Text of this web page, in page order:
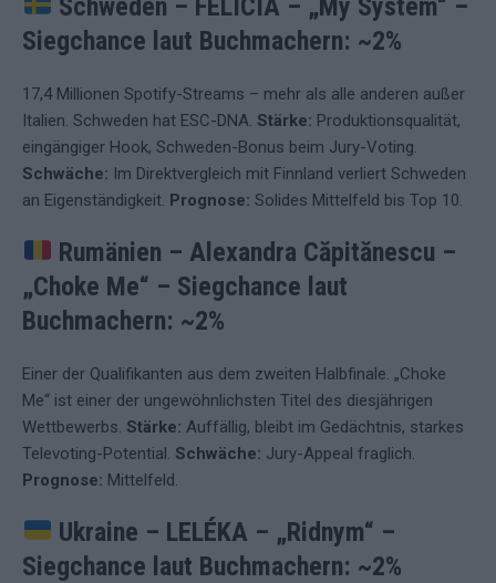
Schweden – FELICIA – „My System“ –
Siegchance laut Buchmachern: ~2%
17,4 Millionen Spotify-Streams – mehr als alle anderen außer
Italien. Schweden hat ESC-DNA. Stärke: Produktionsqualität,
eingängiger Hook, Schweden-Bonus beim Jury-Voting.
Schwäche: Im Direktvergleich mit Finnland verliert Schweden
an Eigenständigkeit. Prognose: Solides Mittelfeld bis Top 10.
Rumänien – Alexandra Căpitănescu –
„Choke Me“ – Siegchance laut
Buchmachern: ~2%
Einer der Qualifikanten aus dem zweiten Halbfinale. „Choke
Me“ ist einer der ungewöhnlichsten Titel des diesjährigen
Wettbewerbs. Stärke: Auffällig, bleibt im Gedächtnis, starkes
Televoting-Potential. Schwäche: Jury-Appeal fraglich.
Prognose: Mittelfeld.
Ukraine – LELÉKA – „Ridnym“ –
Siegchance laut Buchmachern: ~2%